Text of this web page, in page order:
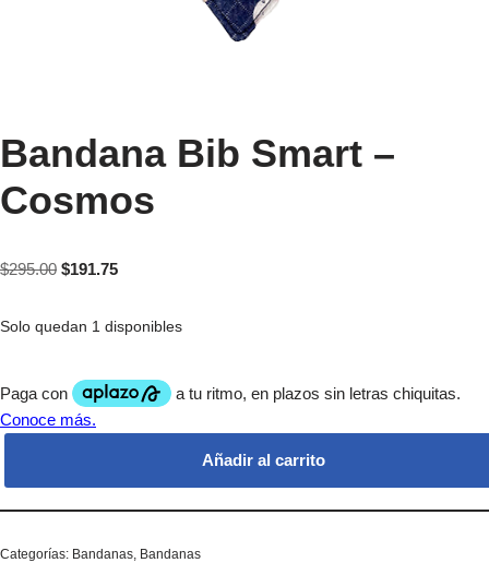
Bandana Bib Smart –
Cosmos
$295.00 $191.75
Solo quedan 1 disponibles
Añadir al carrito
Categorías: Bandanas Bandanas